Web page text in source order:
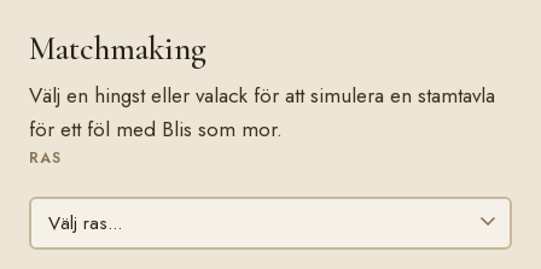
Matchmaking
Välj en hingst eller valack för att simulera en stamtavla
för ett föl med Blis som mor.
RAS